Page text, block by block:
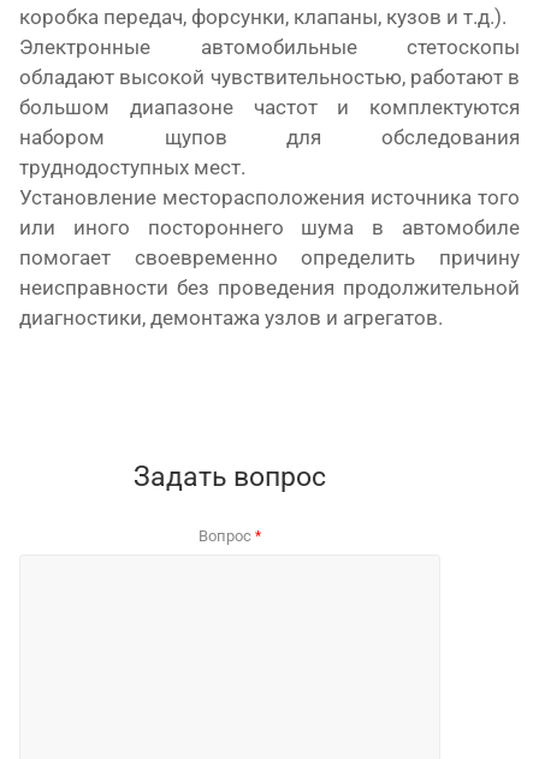
коробка передач, форсунки, клапаны, кузов и т.д.).
Электронные автомобильные стетоскопы
обладают высокой чувствительностью, работают в
большом диапазоне частот и комплектуются
набором щупов для обследования
труднодоступных мест.
Установление месторасположения источника того
или иного постороннего шума в автомобиле
помогает своевременно определить причину
неисправности без проведения продолжительной
диагностики, демонтажа узлов и агрегатов.
Задать вопрос
Вопрос *